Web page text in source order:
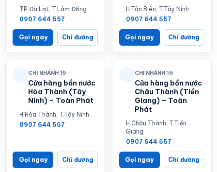
TP.Đà Lạt, T.Lâm Đồng
0907 644 557
Gọi ngay Chỉ đường
H.Tân Biên, T.Tây Ninh
0907 644 557
Gọi ngay Chỉ đường
CHI NHÁNH 15
Cửa hàng bồn nước
Hòa Thành (Tây
Ninh) – Toàn Phát
H.Hòa Thành, T.Tây Ninh
0907 644 557
Gọi ngay Chỉ đường
CHI NHÁNH 16
Cửa hàng bồn nước
Châu Thành (Tiền
Giang) – Toàn
Phát
H.Châu Thành, T.Tiền
Giang
0907 644 557
Gọi ngay Chỉ đường